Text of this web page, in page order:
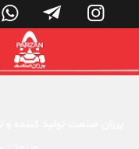


